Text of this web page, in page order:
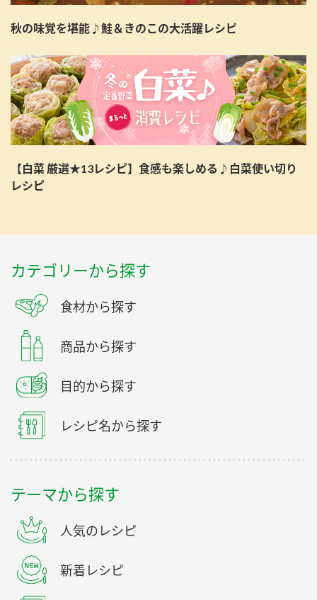
秋の味覚を堪能♪鮭＆きのこの大活躍レシピ
【白菜 厳選★13レシピ】食感も楽しめる♪白菜使い切り
レシピ
カテゴリーから探す
食材から探す
商品から探す
目的から探す
レシピ名から探す
テーマから探す
人気のレシピ
新着レシピ